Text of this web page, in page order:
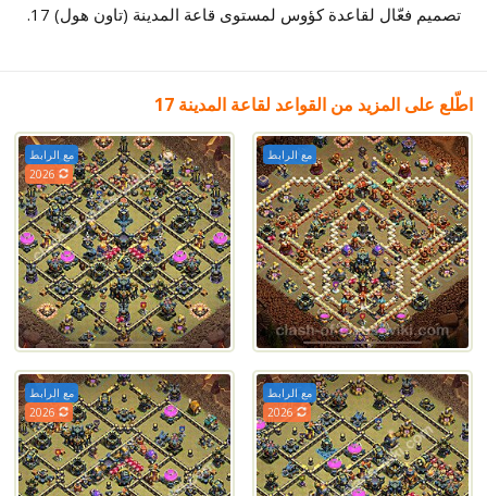
تصميم فعّال لقاعدة كؤوس لمستوى قاعة المدينة (تاون هول) 17.
اطّلع على المزيد من القواعد لقاعة المدينة 17
مع الرابط
مع الرابط
مع الرابط
2026
مع الرابط